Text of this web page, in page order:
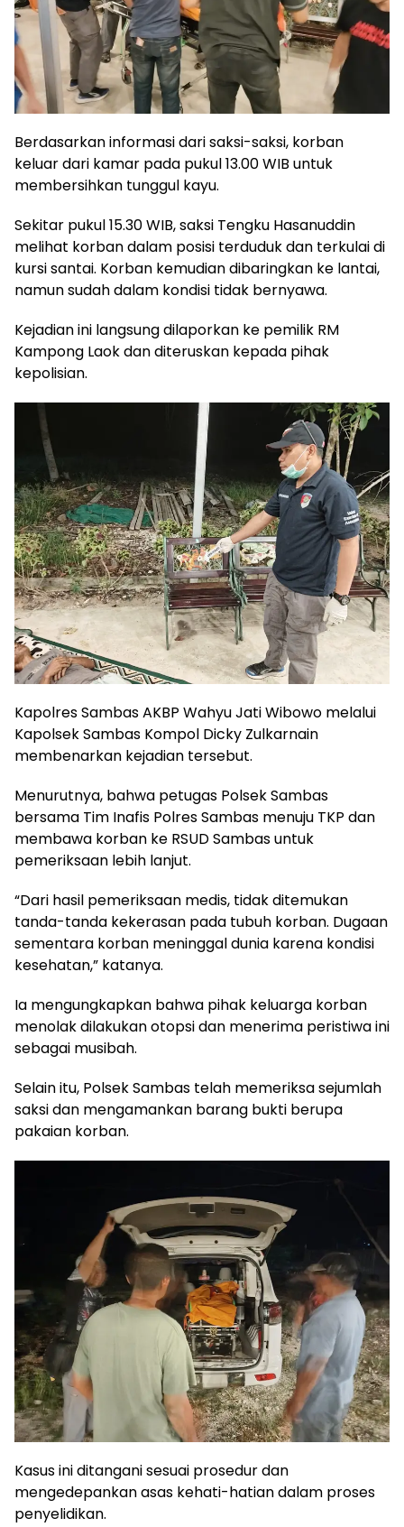
Berdasarkan informasi dari saksi-saksi, korban
keluar dari kamar pada pukul 13.00 WIB untuk
membersihkan tunggul kayu.
Sekitar pukul 15.30 WIB, saksi Tengku Hasanuddin
melihat korban dalam posisi terduduk dan terkulai di
kursi santai. Korban kemudian dibaringkan ke lantai,
namun sudah dalam kondisi tidak bernyawa.
Kejadian ini langsung dilaporkan ke pemilik RM
Kampong Laok dan diteruskan kepada pihak
kepolisian.
Kapolres Sambas AKBP Wahyu Jati Wibowo melalui
Kapolsek Sambas Kompol Dicky Zulkarnain
membenarkan kejadian tersebut.
Menurutnya, bahwa petugas Polsek Sambas
bersama Tim Inafis Polres Sambas menuju TKP dan
membawa korban ke RSUD Sambas untuk
pemeriksaan lebih lanjut.
“Dari hasil pemeriksaan medis, tidak ditemukan
tanda-tanda kekerasan pada tubuh korban. Dugaan
sementara korban meninggal dunia karena kondisi
kesehatan,” katanya.
Ia mengungkapkan bahwa pihak keluarga korban
menolak dilakukan otopsi dan menerima peristiwa ini
sebagai musibah.
Selain itu, Polsek Sambas telah memeriksa sejumlah
saksi dan mengamankan barang bukti berupa
pakaian korban.
Kasus ini ditangani sesuai prosedur dan
mengedepankan asas kehati-hatian dalam proses
penyelidikan.